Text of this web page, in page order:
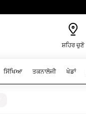
ਸ਼ਹਿਰ ਚੁਣੋ
ਸਿੱਖਿਆ ਤਕਨਾਲੋਜੀ ਖੇਡਾਂ